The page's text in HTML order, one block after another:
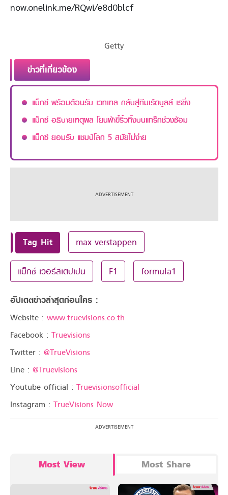
now.onelink.me/RQwi/e8d0blcf
Getty
ข่าวที่เกี่ยวข้อง
แม็กซ์ พร้อมต้อนรับ เวทเทล กลับสู่ทีมเร้ดบูลล์ เรซิ่ง
แม็กซ์ อธิบายเหตุผล โยนผ้าขี้ริ้วทิ้งบนแทร็กช่วงซ้อม
แม็กซ์ ยอมรับ แชมป์โลก 5 สมัยไม่ง่าย
Tag Hit max verstappen
แม็กซ์ เวอร์สเตปเปน F1 formula1
อัปเดตข่าวล่าสุดก่อนใคร :
Website : www.truevisions.co.th
Facebook : Truevisions
Twitter : @TrueVisions
Line : @Truevisions
Youtube official : Truevisionsofficial
Instagram : TrueVisions Now
Most View Most Share